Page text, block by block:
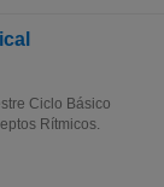
Ciclo Básico
Rítmicos.